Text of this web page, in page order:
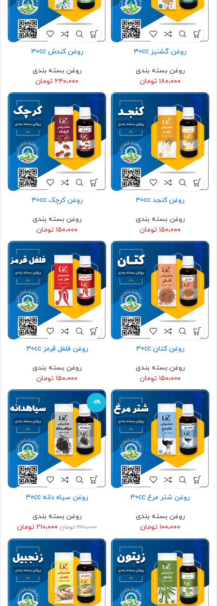
روغن گشنیز 30cc
روغن بسته بندی
۱۸۰،۰۰۰ تومان
روغن کندش 30cc
روغن بسته بندی
۲۴۰،۰۰۰ تومان
روغن کنجد 30cc
روغن بسته بندی
۱۵۰،۰۰۰ تومان
روغن کرچک 30cc
روغن بسته بندی
۱۵۰،۰۰۰ تومان
روغن کتان 30cc
روغن بسته بندی
۱۵۰،۰۰۰ تومان
روغن فلفل قرمز 30cc
روغن بسته بندی
۱۵۰،۰۰۰ تومان
روغن شتر مرغ 30cc
روغن بسته بندی
۱۰۰،۰۰۰ تومان
-5%
روغن سیاه دانه 30cc
روغن بسته بندی
۲۲۰،۰۰۰ تومان ۲۱۰،۰۰۰ تومان